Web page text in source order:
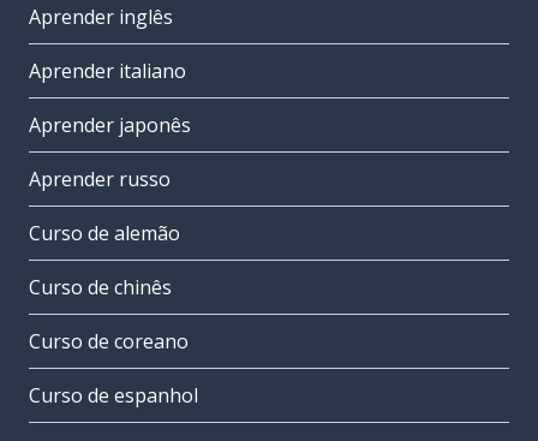
Aprender inglês
Aprender italiano
Aprender japonês
Aprender russo
Curso de alemão
Curso de chinês
Curso de coreano
Curso de espanhol